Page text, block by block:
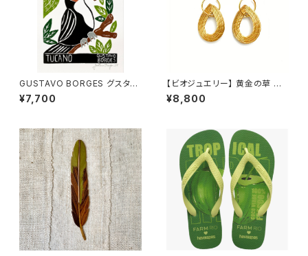
GUSTAVO BORGES グスタ
ボ・ボルジェス 木版画 S【トゥッ
カーノ】
¥7,700
【ビオジュエリー】 黄金の草 カッ
ピンドウラード ピアス・イヤリ
ング フープ ティアドロップ
¥8,800